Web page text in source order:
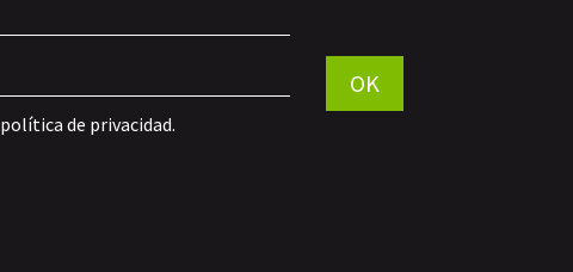
política de privacidad.
OK